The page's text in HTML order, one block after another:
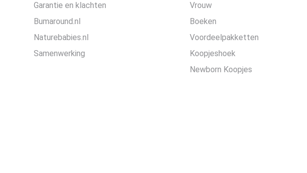
Garantie en klachten
Bumaround.nl
Naturebabies.nl
Samenwerking
Vrouw
Boeken
Voordeelpakketten
Koopjeshoek
Newborn Koopjes